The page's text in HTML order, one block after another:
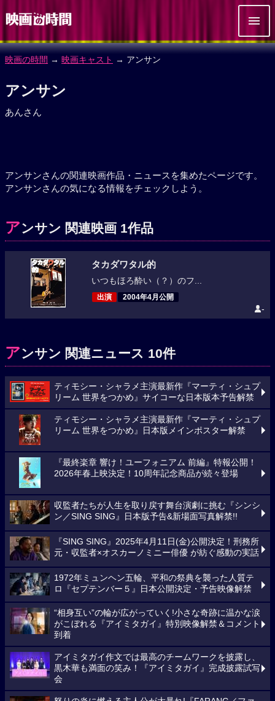
映画の時間 → 映画キャスト → アンサン
アンサン
あんさん
アンサンさんの関連映画作品・ニュースを集めたページです。
アンサンさんの気になる情報をチェックしよう。
アンサン 関連映画 1作品
タカダワタル的
いつもほろ酔い（？）のフ...
出演 2004年4月公開
-
アンサン 関連ニュース 10件
ティモシー・シャラメ主演最新作『マーティ・シュプ
リーム 世界をつかめ』サイコーな日本版本予告解禁
ティモシー・シャラメ主演最新作『マーティ・シュプ
リーム 世界をつかめ』日本版メインポスター解禁
『最終楽章 響け！ユーフォニアム 前編』特報公開！
2026年春上映決定！10周年記念商品が続々登場
収監者たちが人生を取り戻す舞台演劇に挑む『シンシ
ン／SING SING』日本版予告&新場面写真解禁!!
『SING SING』2025年4月11日(金)公開決定！刑務所
元・収監者×オスカーノミニー俳優 が紡ぐ感動の実話
1972年ミュンヘン五輪、平和の祭典を襲った人質テ
ロ『セプテンバー５』日本公開決定・予告映像解禁
“相身互い”の輪が広がっていく!小さな奇跡に温かな涙
がこぼれる『アイミタガイ』特別映像解禁＆コメント
到着
アイミタガイ作文では最高のチームワークを披露し、
黒木華も満面の笑み！『アイミタガイ』完成披露試写
会